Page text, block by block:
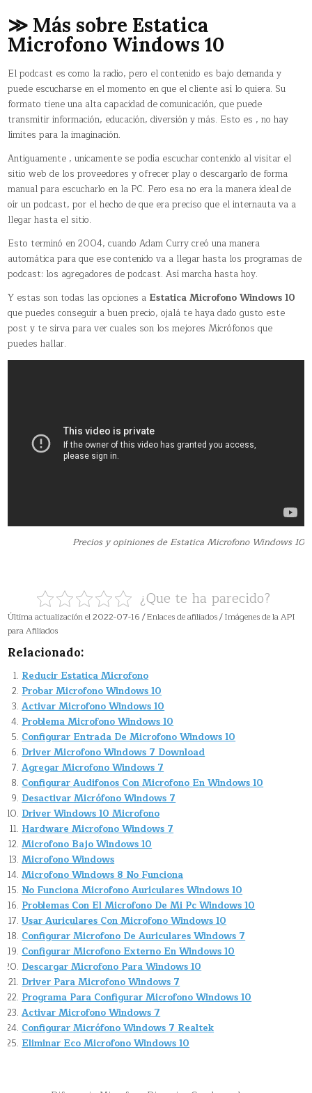
≫ Más sobre Estatica
Microfono Windows 10
El podcast es como la radio, pero el contenido es bajo demanda y
puede escucharse en el momento en que el cliente así lo quiera. Su
formato tiene una alta capacidad de comunicación, que puede
transmitir información, educación, diversión y más. Esto es , no hay
límites para la imaginación.
Antiguamente , unicamente se podía escuchar contenido al visitar el
sitio web de los proveedores y ofrecer play o descargarlo de forma
manual para escucharlo en la PC. Pero esa no era la manera ideal de
oír un podcast, por el hecho de que era preciso que el internauta va a
llegar hasta el sitio.
Esto terminó en 2004, cuando Adam Curry creó una manera
automática para que ese contenido va a llegar hasta los programas de
podcast: los agregadores de podcast. Así marcha hasta hoy.
Y estas son todas las opciones a Estatica Microfono Windows 10
que puedes conseguir a buen precio, ojalá te haya dado gusto este
post y te sirva para ver cuales son los mejores Micrófonos que
puedes hallar.
Precios y opiniones de Estatica Microfono Windows 10
¿Que te ha parecido?
Última actualización el 2022-07-16 / Enlaces de afiliados / Imágenes de la API
para Afiliados
Relacionado:
Reducir Estatica Microfono
Probar Microfono Windows 10
Activar Microfono Windows 10
Problema Microfono Windows 10
Configurar Entrada De Microfono Windows 10
Driver Microfono Windows 7 Download
Agregar Microfono Windows 7
Configurar Audifonos Con Microfono En Windows 10
Desactivar Micrófono Windows 7
Driver Windows 10 Microfono
Hardware Microfono Windows 7
Microfono Bajo Windows 10
Microfono Windows
Microfono Windows 8 No Funciona
No Funciona Microfono Auriculares Windows 10
Problemas Con El Microfono De Mi Pc Windows 10
Usar Auriculares Con Microfono Windows 10
Configurar Microfono De Auriculares Windows 7
Configurar Microfono Externo En Windows 10
Descargar Microfono Para Windows 10
Driver Para Microfono Windows 7
Programa Para Configurar Microfono Windows 10
Activar Microfono Windows 7
Configurar Micrófono Windows 7 Realtek
Eliminar Eco Microfono Windows 10